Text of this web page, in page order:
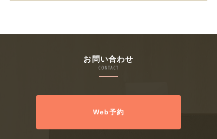
お問い合わせ
CONTACT
Web予約